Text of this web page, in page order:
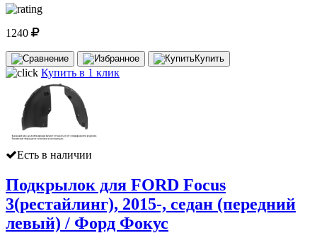
1240
Купить
Купить в 1 клик
Есть в наличии
Подкрылок для FORD Focus
3(рестайлинг), 2015-, седан (передний
левый) / Форд Фокус